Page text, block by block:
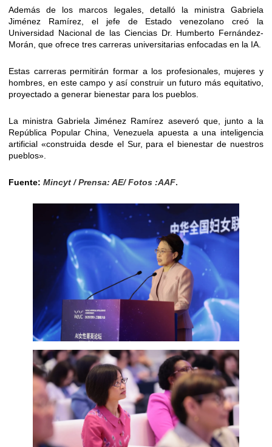
Además de los marcos legales, detalló la ministra Gabriela
Jiménez Ramírez, el jefe de Estado venezolano creó la
Universidad Nacional de las Ciencias Dr. Humberto Fernández-
Morán, que ofrece tres carreras universitarias enfocadas en la IA.
Estas carreras permitirán formar a los profesionales, mujeres y
hombres, en este campo y así construir un futuro más equitativo,
proyectado a generar bienestar para los pueblos.
La ministra Gabriela Jiménez Ramírez aseveró que, junto a la
República Popular China, Venezuela apuesta a una inteligencia
artificial «construida desde el Sur, para el bienestar de nuestros
pueblos».
Fuente: Mincyt / Prensa: AE/ Fotos :AAF.